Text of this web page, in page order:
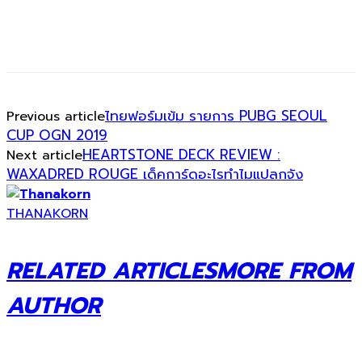
Previous articleไทยฟอร์มเข้ม รายการ PUBG SEOUL
CUP OGN 2019
Next articleHEARTSTONE DECK REVIEW :
WAXADRED ROUGE เด็คการ์ดอะไรทำไมแปลกจัง
THANAKORN
RELATED ARTICLESMORE FROM
AUTHOR